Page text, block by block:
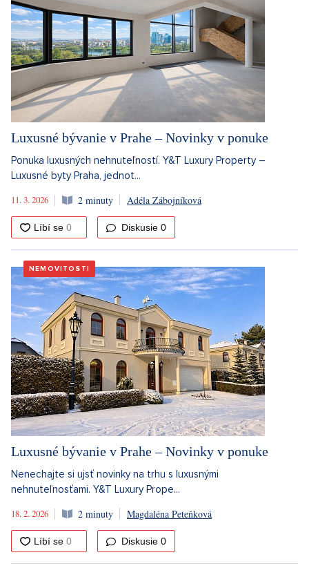
Luxusné bývanie v Prahe – Novinky v ponuke
Ponuka luxusných nehnuteľností. Y&T Luxury Property –
Luxusné byty Praha, jednot...
11. 3. 2026
2 minuty Adéla Zábojníková
Diskusie 0
NEMOVITOSTI
Luxusné bývanie v Prahe – Novinky v ponuke
Nenechajte si ujsť novinky na trhu s luxusnými
nehnuteľnosťami. Y&T Luxury Prope...
18. 2. 2026
2 minuty Magdaléna Peteňková
Diskusie 0